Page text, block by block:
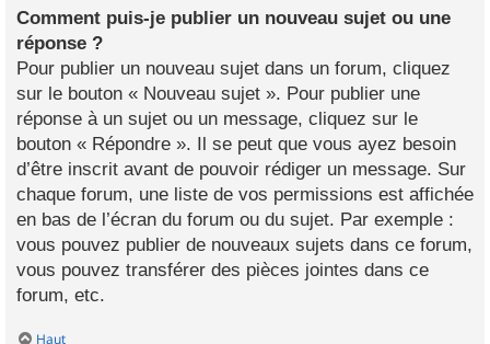
Comment puis-je publier un nouveau sujet ou une
réponse ?
Pour publier un nouveau sujet dans un forum, cliquez
sur le bouton « Nouveau sujet ». Pour publier une
réponse à un sujet ou un message, cliquez sur le
bouton « Répondre ». Il se peut que vous ayez besoin
d’être inscrit avant de pouvoir rédiger un message. Sur
chaque forum, une liste de vos permissions est affichée
en bas de l’écran du forum ou du sujet. Par exemple :
vous pouvez publier de nouveaux sujets dans ce forum,
vous pouvez transférer des pièces jointes dans ce
forum, etc.
Haut